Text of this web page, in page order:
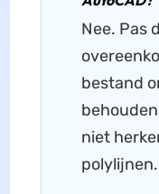
Nee. Pas
bestand
niet
polylijnen.